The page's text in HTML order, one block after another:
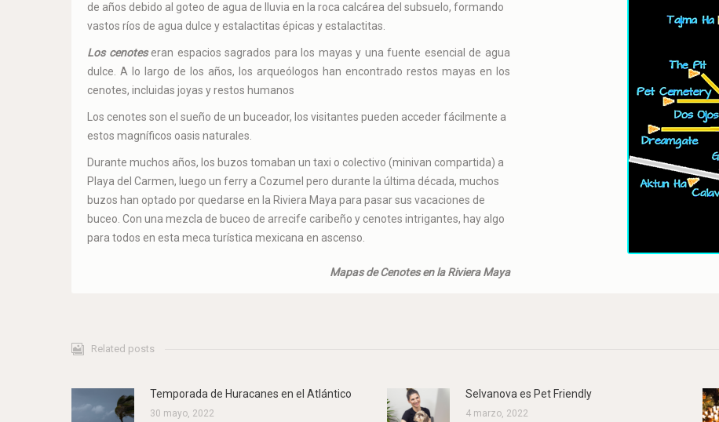
de años debido al goteo de agua de lluvia en la roca calcárea del subsuelo, formando
vastos ríos de agua dulce y estalactitas épicas y estalactitas.
Los cenoteseran espacios sagrados para los mayas y una fuente esencial de agua
dulce. A lo largo de los años, los arqueólogos han encontrado restos mayas en los
cenotes, incluidas joyas y restos humanos
Los cenotes son el sueño de un buceador, los visitantes pueden acceder fácilmente a
estos magníficos oasis naturales.
Durante muchos años, los buzos tomaban un taxi o colectivo (minivan compartida) a
Playa del Carmen, luego un ferry a Cozumel pero durante la última década, muchos
buzos han optado por quedarse en la Riviera Maya para pasar sus vacaciones de
buceo. Con una mezcla de buceo de arrecife caribeño y cenotes intrigantes, hay algo
para todos en esta meca turística mexicana en ascenso.
Mapas de Cenotes en la Riviera Maya
Related posts
Temporada de Huracanes en el Atlántico
30 mayo, 2022
Selvanova es Pet Friendly
4 marzo, 2022